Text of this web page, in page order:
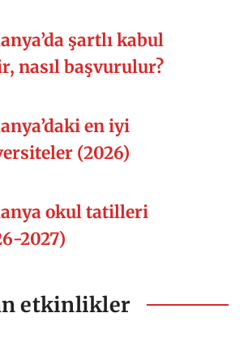
şartlı kabul
nasıl başvurulur?
en iyi
(2026)
okul tatilleri
2027)
etkinlikler